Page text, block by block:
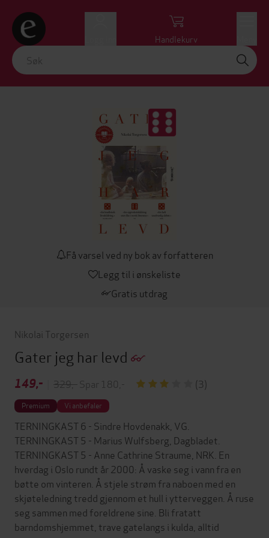
Handlekurv
Få varsel ved ny bok av forfatteren
Legg til i ønskeliste
Gratis utdrag
Nikolai Torgersen
Gater jeg har levd
149,- 329,- Spar 180,- (3)
Premium Vi anbefaler
TERNINGKAST 6 - Sindre Hovdenakk, VG.
TERNINGKAST 5 - Marius Wulfsberg, Dagbladet.
TERNINGKAST 5 - Anne Cathrine Straume, NRK. En
hverdag i Oslo rundt år 2000: Å vaske seg i vann fra en
bøtte om vinteren. Å stjele strøm fra naboen med en
skjøteledning tredd gjennom et hull i ytterveggen. Å ruse
seg sammen med foreldrene sine. Bli fratatt
barndomshjemmet, trave gatelangs i kulda, alltid